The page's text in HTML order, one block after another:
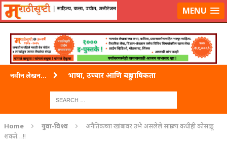
लॉग-इन करा|लेखक नोंदणी कराMENU
नवीन लेखन... भाषा, उच्चार आणि बहुभाषिकता
ताम्र – एक अफलातून धातू (COPPER)
Home युवा-विश्व
अनैतिकच्या खांबावर उभे असलेले साम्राज्य कधीही कोसळू
शकते…!!